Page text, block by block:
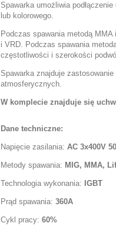
Spawarka umożliwia
lub kolorowego.
Podczas spawania metodą
i VRD. Podczas spawania
częstotliwości i szerokości
Spawarka znajduje
atmosferycznych.
W komplecie znajduje się
Dane techniczne:
Napięcie zasilania: AC 3x400V
Metody spawania: MIG, MMA,
Technologia wykonania: IGBT
Prąd spawania: 360A
Cykl pracy: 60%